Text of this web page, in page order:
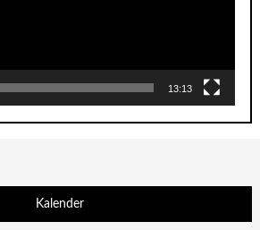
13:13
Kalender